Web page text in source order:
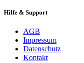
Hilfe & Support
AGB
Impressum
Datenschutz
Kontakt